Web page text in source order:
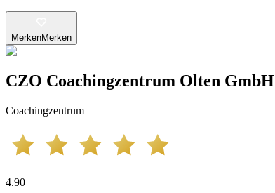
MerkenMerken
CZO Coachingzentrum Olten GmbH
Coachingzentrum
4.90